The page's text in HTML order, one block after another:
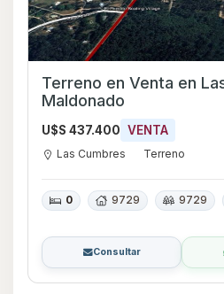
Terreno en Venta en Las Cumbres,
Maldonado
U$S 437.400 VENTA
Las Cumbres Terreno
0 9729 9729
Consultar